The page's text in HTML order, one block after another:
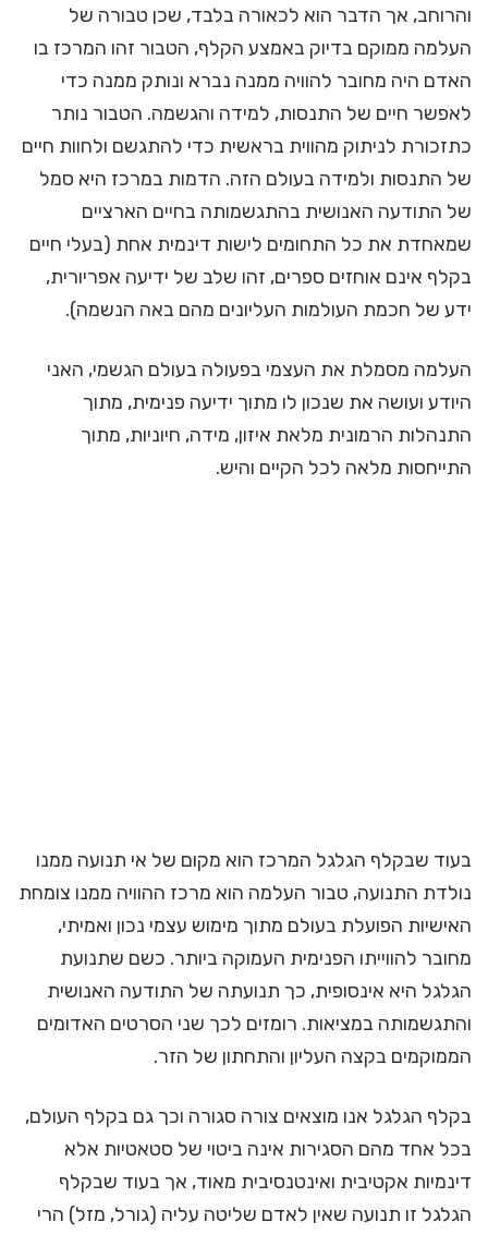
והרוחב, אך הדבר הוא לכאורה בלבד, שכן טבורה של
העלמה ממוקם בדיוק באמצע הקלף, הטבור זהו המרכז בו
האדם היה מחובר להוויה ממנה נברא ונותק ממנה כדי
לאפשר חיים של התנסות, למידה והגשמה. הטבור נותר
כתזכורת לניתוק מהווית בראשית כדי להתגשם ולחוות חיים
של התנסות ולמידה בעולם הזה. הדמות במרכז היא סמל
של התודעה האנושית בהתגשמותה בחיים הארציים
שמאחדת את כל התחומים לישות דינמית אחת (בעלי חיים
בקלף אינם אוחזים ספרים, זהו שלב של ידיעה אפריורית,
ידע של חכמת העולמות העליונים מהם באה הנשמה).
העלמה מסמלת את העצמי בפעולה בעולם הגשמי, האני
היודע ועושה את שנכון לו מתוך ידיעה פנימית, מתוך
התנהלות הרמונית מלאת איזון, מידה, חיוניות, מתוך
התייחסות מלאה לכל הקיים והיש.
בעוד שבקלף הגלגל המרכז הוא מקום של אי תנועה ממנו
נולדת התנועה, טבור העלמה הוא מרכז ההוויה ממנו צומחת
האישיות הפועלת בעולם מתוך מימוש עצמי נכון ואמיתי,
מחובר להווייתו הפנימית העמוקה ביותר. כשם שתנועת
הגלגל היא אינסופית, כך תנועתה של התודעה האנושית
והתגשמותה במציאות. רומזים לכך שני הסרטים האדומים
הממוקמים בקצה העליון והתחתון של הזר.
בקלף הגלגל אנו מוצאים צורה סגורה וכך גם בקלף העולם,
בכל אחד מהם הסגירות אינה ביטוי של סטאטיות אלא
דינמיות אקטיבית ואינטנסיבית מאוד, אך בעוד שבקלף
הגלגל זו תנועה שאין לאדם שליטה עליה (גורל, מזל) הרי